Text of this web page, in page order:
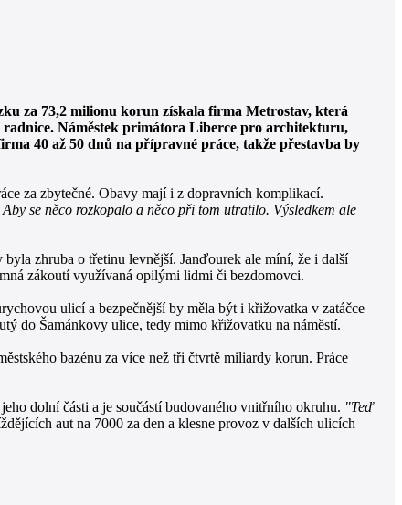
za 73,2 milionu korun získala firma Metrostav, která
Náměstek primátora Liberce pro architekturu,
40 až 50 dnů na přípravné práce, takže přestavba by
za zbytečné. Obavy mají i z dopravních komplikací.
se něco rozkopalo a něco při tom utratilo. Výsledkem ale
zhruba o třetinu levnější. Janďourek ale míní, že i další
zákoutí využívaná opilými lidmi či bezdomovci.
ulicí a bezpečnější by měla být i křižovatka v zatáčce
do Šamánkovy ulice, tedy mimo křižovatku na náměstí.
bazénu za více než tři čtvrtě miliardy korun. Práce
dolní části a je součástí budovaného vnitřního okruhu. "Teď
aut na 7000 za den a klesne provoz v dalších ulicích